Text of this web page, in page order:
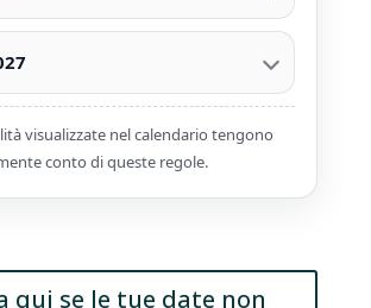
visualizzate nel calendario tengono
conto di queste regole.
qui se le tue date non